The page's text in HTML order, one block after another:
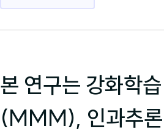
본 연구는 강화학
(MMM), 인과추